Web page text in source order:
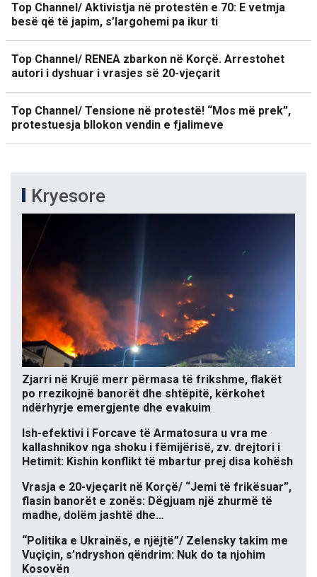
Top Channel/ Aktivistja në protestën e 70: E vetmja
besë që të japim, s’largohemi pa ikur ti
Top Channel/ RENEA zbarkon në Korçë. Arrestohet
autori i dyshuar i vrasjes së 20-vjeçarit
Top Channel/ Tensione në protestë! “Mos më prek”,
protestuesja bllokon vendin e fjalimeve
Kryesore
Zjarri në Krujë merr përmasa të frikshme, flakët
po rrezikojnë banorët dhe shtëpitë, kërkohet
ndërhyrje emergjente dhe evakuim
Ish-efektivi i Forcave të Armatosura u vra me
kallashnikov nga shoku i fëmijërisë, zv. drejtori i
Hetimit: Kishin konflikt të mbartur prej disa kohësh
Vrasja e 20-vjeçarit në Korçë/ “Jemi të frikësuar”,
flasin banorët e zonës: Dëgjuam një zhurmë të
madhe, dolëm jashtë dhe…
“Politika e Ukrainës, e njëjtë”/ Zelensky takim me
Vuçiçin, s’ndryshon qëndrim: Nuk do ta njohim
Kosovën